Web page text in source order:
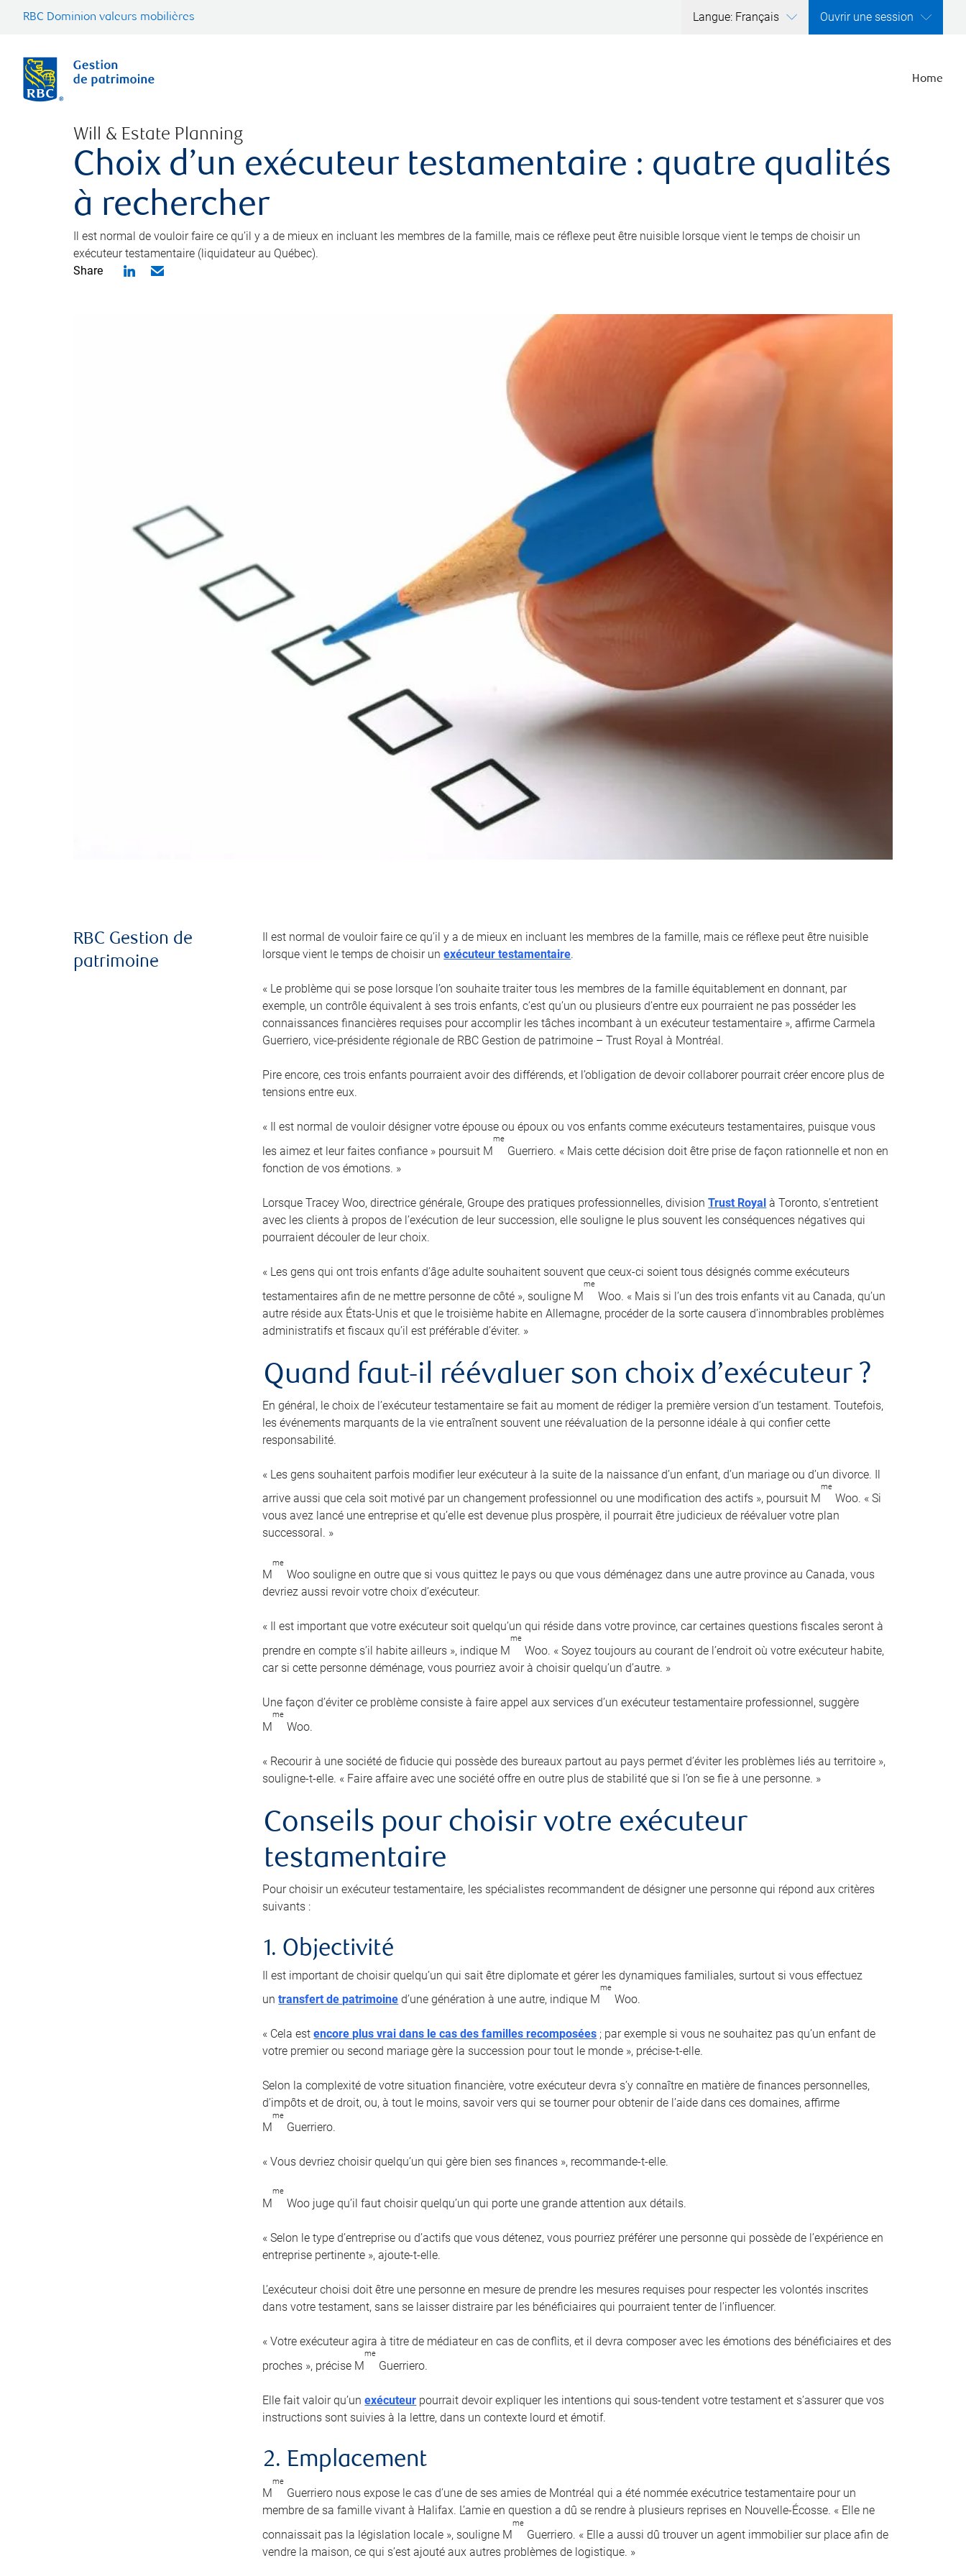
RBC Dominion valeurs mobilières Langue: Français Ouvrir une session
Home
Will & Estate Planning
Choix d’un exécuteur testamentaire : quatre qualités
à rechercher
Il est normal de vouloir faire ce qu’il y a de mieux en incluant les membres de la famille, mais ce réflexe peut être nuisible lorsque vient le temps de choisir un
exécuteur testamentaire (liquidateur au Québec).
Share
RBC Gestion de
patrimoine
Il est normal de vouloir faire ce qu’il y a de mieux en incluant les membres de la famille, mais ce réflexe peut être nuisible
lorsque vient le temps de choisir unexécuteur testamentaire.
« Le problème qui se pose lorsque l’on souhaite traiter tous les membres de la famille équitablement en donnant, par
exemple, un contrôle équivalent à ses trois enfants, c’est qu’un ou plusieurs d’entre eux pourraient ne pas posséder les
connaissances financières requises pour accomplir les tâches incombant à un exécuteur testamentaire », affirme Carmela
Guerriero, vice-présidente régionale de RBC Gestion de patrimoine – Trust Royal à Montréal.
Pire encore, ces trois enfants pourraient avoir des différends, et l’obligation de devoir collaborer pourrait créer encore plus de
tensions entre eux.
« Il est normal de vouloir désigner votre épouse ou époux ou vos enfants comme exécuteurs testamentaires, puisque vous
les aimez et leur faites confiance » poursuit M
me
Guerriero. « Mais cette décision doit être prise de façon rationnelle et non en
fonction de vos émotions. »
Lorsque Tracey Woo, directrice générale, Groupe des pratiques professionnelles, divisionTrust Royal à Toronto, s’entretient
avec les clients à propos de l’exécution de leur succession, elle souligne le plus souvent les conséquences négatives qui
pourraient découler de leur choix.
« Les gens qui ont trois enfants d’âge adulte souhaitent souvent que ceux-ci soient tous désignés comme exécuteurs
testamentaires afin de ne mettre personne de côté », souligne M
me
Woo. « Mais si l’un des trois enfants vit au Canada, qu’un
autre réside aux États-Unis et que le troisième habite en Allemagne, procéder de la sorte causera d’innombrables problèmes
administratifs et fiscaux qu’il est préférable d’éviter. »
Quand faut-il réévaluer son choix d’exécuteur ?
En général, le choix de l’exécuteur testamentaire se fait au moment de rédiger la première version d’un testament. Toutefois,
les événements marquants de la vie entraînent souvent une réévaluation de la personne idéale à qui confier cette
responsabilité.
« Les gens souhaitent parfois modifier leur exécuteur à la suite de la naissance d’un enfant, d’un mariage ou d’un divorce. Il
arrive aussi que cela soit motivé par un changement professionnel ou une modification des actifs », poursuit M
me
Woo. « Si
vous avez lancé une entreprise et qu’elle est devenue plus prospère, il pourrait être judicieux de réévaluer votre plan
successoral. »
M
me
Woo souligne en outre que si vous quittez le pays ou que vous déménagez dans une autre province au Canada, vous
devriez aussi revoir votre choix d’exécuteur.
« Il est important que votre exécuteur soit quelqu’un qui réside dans votre province, car certaines questions fiscales seront à
prendre en compte s’il habite ailleurs », indique M
me
Woo. « Soyez toujours au courant de l’endroit où votre exécuteur habite,
car si cette personne déménage, vous pourriez avoir à choisir quelqu’un d’autre. »
Une façon d’éviter ce problème consiste à faire appel aux services d’un exécuteur testamentaire professionnel, suggère
M
me
Woo.
« Recourir à une société de fiducie qui possède des bureaux partout au pays permet d’éviter les problèmes liés au territoire »,
souligne-t-elle. « Faire affaire avec une société offre en outre plus de stabilité que si l’on se fie à une personne. »
Conseils pour choisir votre exécuteur
testamentaire
Pour choisir un exécuteur testamentaire, les spécialistes recommandent de désigner une personne qui répond aux critères
suivants :
1. Objectivité
Il est important de choisir quelqu’un qui sait être diplomate et gérer les dynamiques familiales, surtout si vous effectuez
untransfert de patrimoine d’une génération à une autre, indique M
me
Woo.
« Cela estencore plus vrai dans le cas des familles recomposées ; par exemple si vous ne souhaitez pas qu’un enfant de
votre premier ou second mariage gère la succession pour tout le monde », précise-t-elle.
Selon la complexité de votre situation financière, votre exécuteur devra s’y connaître en matière de finances personnelles,
d’impôts et de droit, ou, à tout le moins, savoir vers qui se tourner pour obtenir de l’aide dans ces domaines, affirme
M
me
Guerriero.
« Vous devriez choisir quelqu’un qui gère bien ses finances », recommande-t-elle.
M
me
Woo juge qu’il faut choisir quelqu’un qui porte une grande attention aux détails.
« Selon le type d’entreprise ou d’actifs que vous détenez, vous pourriez préférer une personne qui possède de l’expérience en
entreprise pertinente », ajoute-t-elle.
L’exécuteur choisi doit être une personne en mesure de prendre les mesures requises pour respecter les volontés inscrites
dans votre testament, sans se laisser distraire par les bénéficiaires qui pourraient tenter de l’influencer.
« Votre exécuteur agira à titre de médiateur en cas de conflits, et il devra composer avec les émotions des bénéficiaires et des
proches », précise M
me
Guerriero.
Elle fait valoir qu’unexécuteur pourrait devoir expliquer les intentions qui sous-tendent votre testament et s’assurer que vos
instructions sont suivies à la lettre, dans un contexte lourd et émotif.
2. Emplacement
M
me
Guerriero nous expose le cas d’une de ses amies de Montréal qui a été nommée exécutrice testamentaire pour un
membre de sa famille vivant à Halifax. L’amie en question a dû se rendre à plusieurs reprises en Nouvelle-Écosse. « Elle ne
connaissait pas la législation locale », souligne M
me
Guerriero. « Elle a aussi dû trouver un agent immobilier sur place afin de
vendre la maison, ce qui s’est ajouté aux autres problèmes de logistique. »